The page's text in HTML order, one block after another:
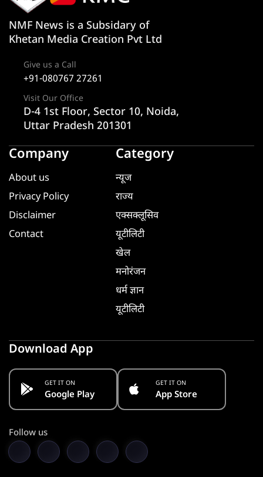
NMF News is a Subsidary of
Khetan Media Creation Pvt Ltd
Give us a Call
+91-080767 27261
Visit Our Office
D-4 1st Floor, Sector 10, Noida,
Uttar Pradesh 201301
Company
About us
Privacy Policy
Disclaimer
Contact
Category
न्यूज
राज्य
एक्सक्लूसिव
यूटीलिटी
खेल
मनोरंजन
धर्म ज्ञान
यूटीलिटी
Download App
GET IT ON
Google Play
GET IT ON
App Store
Follow us